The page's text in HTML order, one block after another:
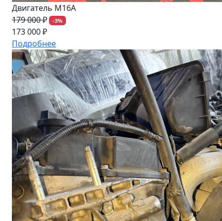
Двигатель M16A
179 000 ₽
-3%
173 000 ₽
Подробнее